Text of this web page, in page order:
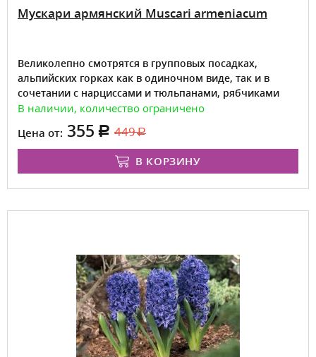
Мускари армянский Muscari armeniacum
Великолепно смотрятся в групповых посадках,
альпийских горках как в одиночном виде, так и в
сочетании с нарциссами и тюльпанами, рябчиками
В наличии, количество ограничено
Цена от: 355 449
В КОРЗИНУ